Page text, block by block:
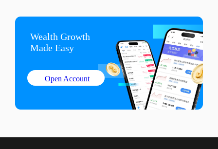
Wealth Growth
Made Easy
Open Account